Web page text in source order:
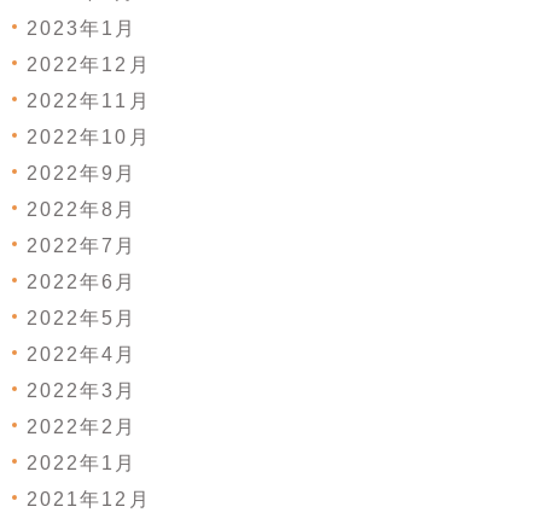
2023年1月
2022年12月
2022年11月
2022年10月
2022年9月
2022年8月
2022年7月
2022年6月
2022年5月
2022年4月
2022年3月
2022年2月
2022年1月
2021年12月